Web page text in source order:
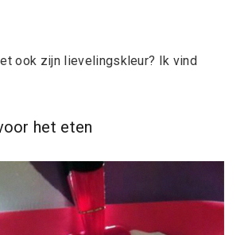
ook zijn lievelingskleur? Ik vind
het eten